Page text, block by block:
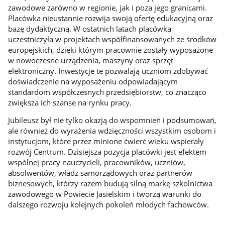
zawodowe zarówno w regionie, jak i poza jego granicami.
Placówka nieustannie rozwija swoją ofertę edukacyjną oraz
bazę dydaktyczną. W ostatnich latach placówka
uczestniczyła w projektach współfinansowanych ze środków
europejskich, dzięki którym pracownie zostały wyposażone
w nowoczesne urządzenia, maszyny oraz sprzęt
elektroniczny. Inwestycje te pozwalają uczniom zdobywać
doświadczenie na wyposażeniu odpowiadającym
standardom współczesnych przedsiębiorstw, co znacząco
zwiększa ich szanse na rynku pracy.
Jubileusz był nie tylko okazją do wspomnień i podsumowań,
ale również do wyrażenia wdzięczności wszystkim osobom i
instytucjom, które przez minione ćwierć wieku wspierały
rozwój Centrum. Dzisiejsza pozycja placówki jest efektem
wspólnej pracy nauczycieli, pracowników, uczniów,
absolwentów, władz samorządowych oraz partnerów
biznesowych, którzy razem budują silną markę szkolnictwa
zawodowego w Powiecie Jasielskim i tworzą warunki do
dalszego rozwoju kolejnych pokoleń młodych fachowców.